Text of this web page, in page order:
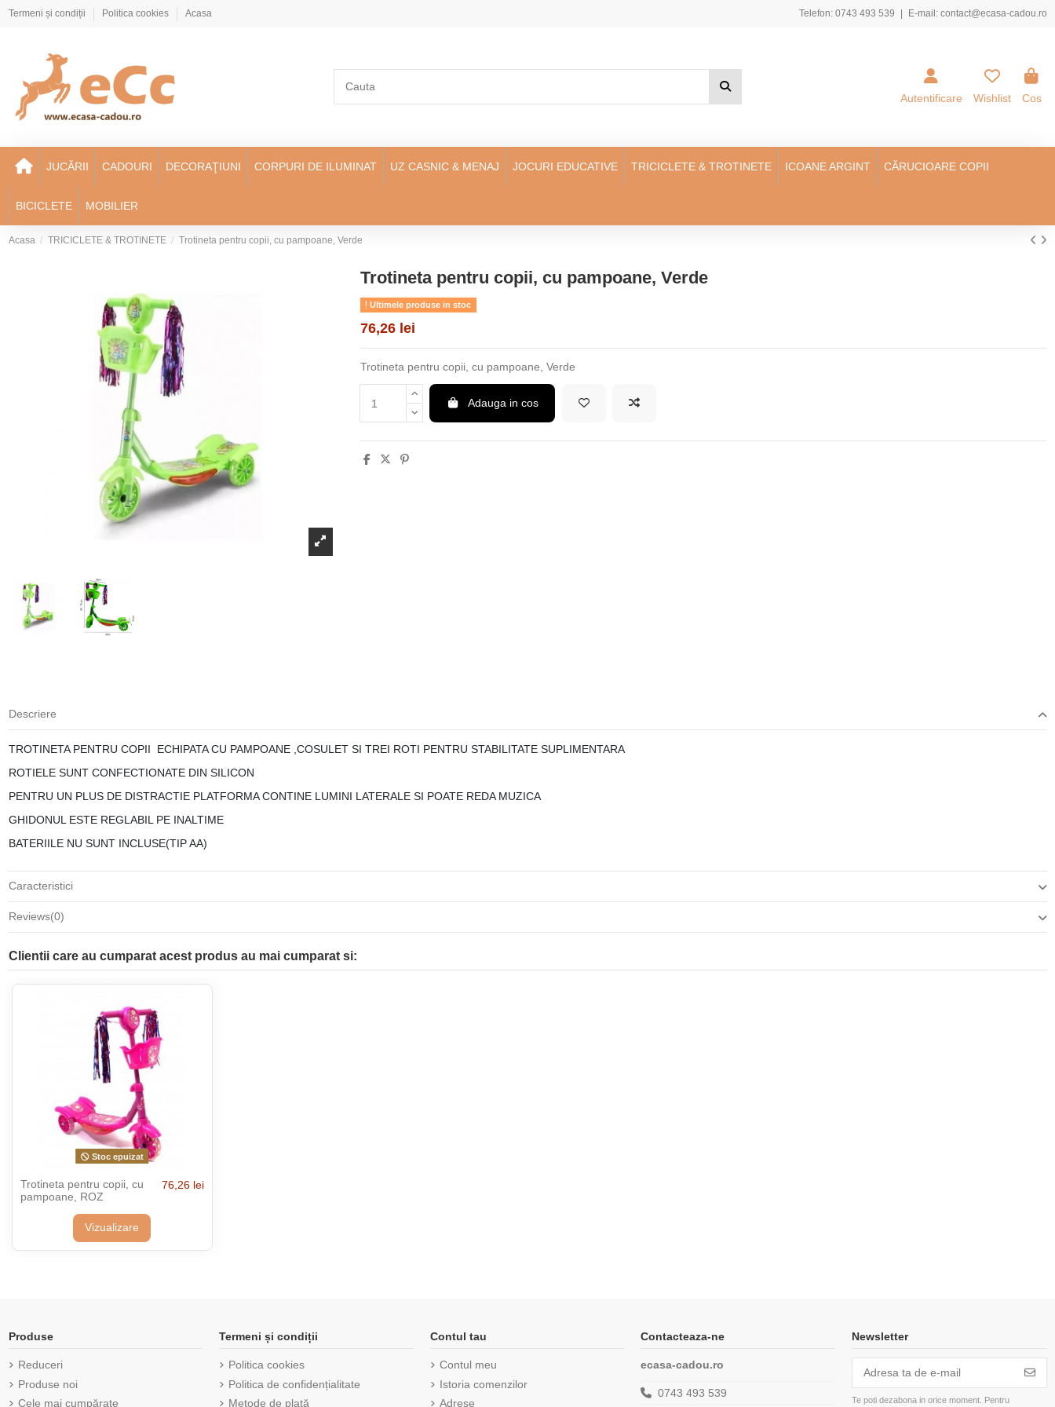
Termeni și condiții Politica cookies Acasa Telefon: 0743 493 539 E-mail: contact@ecasa-cadou.ro
Autentificare Wishlist Cos
JUCĂRII CADOURI DECORAŢIUNI CORPURI DE ILUMINAT UZ CASNIC & MENAJ JOCURI EDUCATIVE TRICICLETE & TROTINETE ICOANE ARGINT CĂRUCIOARE COPII
BICICLETE MOBILIER
Acasa TRICICLETE & TROTINETE Trotineta pentru copii, cu pampoane, Verde
Trotineta pentru copii, cu pampoane, Verde
Ultimele produse in stoc
76,26 lei
Trotineta pentru copii, cu pampoane, Verde
Adauga in cos
Descriere
TROTINETA PENTRU COPII ECHIPATA CU PAMPOANE ,COSULET SI TREI ROTI PENTRU STABILITATE SUPLIMENTARA
ROTIELE SUNT CONFECTIONATE DIN SILICON
PENTRU UN PLUS DE DISTRACTIE PLATFORMA CONTINE LUMINI LATERALE SI POATE REDA MUZICA
GHIDONUL ESTE REGLABIL PE INALTIME
BATERIILE NU SUNT INCLUSE(TIP AA)
Caracteristici
Reviews(0)
Clientii care au cumparat acest produs au mai cumparat si:
Stoc epuizat
Trotineta pentru copii, cu
pampoane, ROZ
76,26 lei
Vizualizare
Produse
Reduceri
Produse noi
Cele mai cumpărate
Termeni și condiții
Politica cookies
Politica de confidențialitate
Metode de plată
Contul tau
Contul meu
Istoria comenzilor
Adrese
Contacteaza-ne
ecasa-cadou.ro
0743 493 539
Newsletter
Te poti dezabona in orice moment. Pentru